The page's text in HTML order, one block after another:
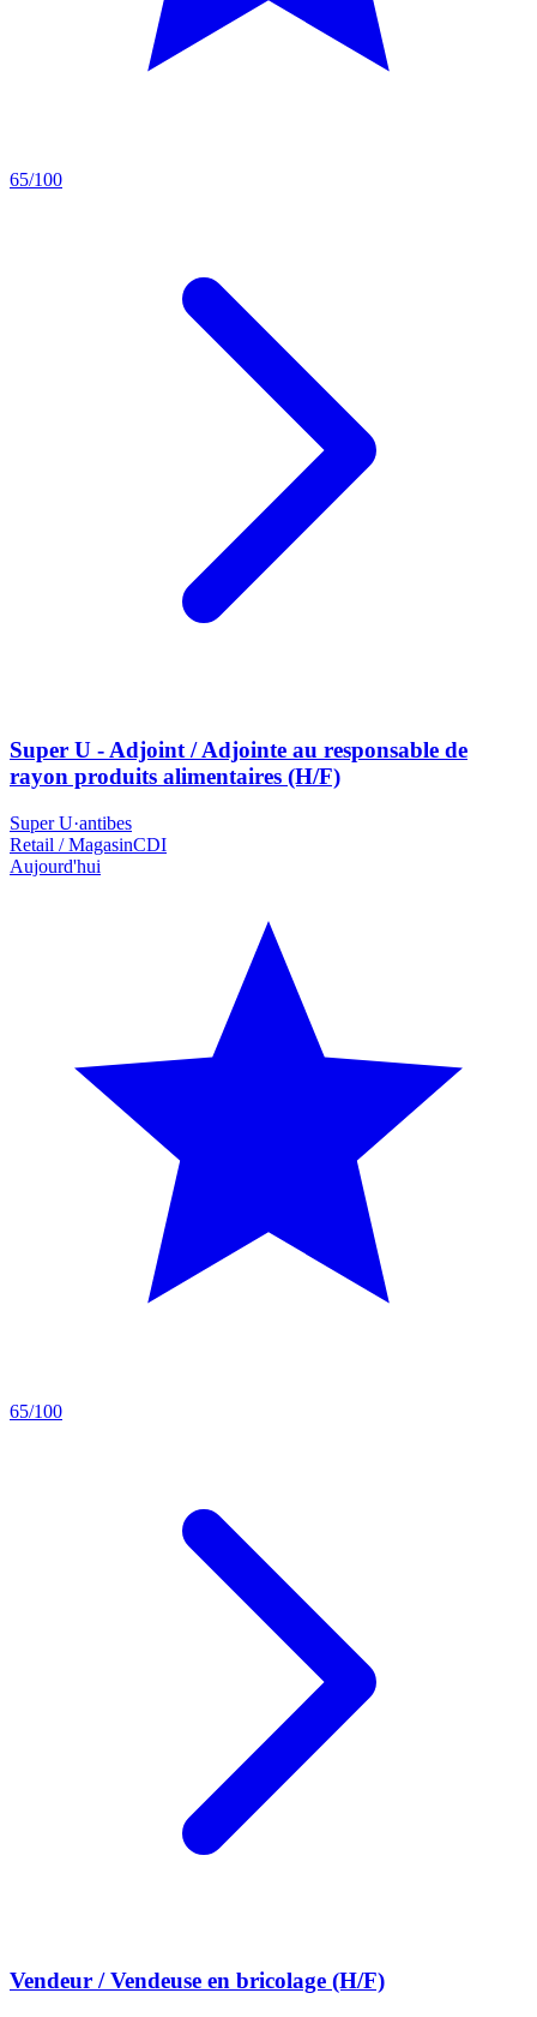
65/100
Super U - Adjoint / Adjointe au responsable de
rayon produits alimentaires (H/F)
Super U·antibes
Retail / MagasinCDI
Aujourd'hui
65/100
Vendeur / Vendeuse en bricolage (H/F)